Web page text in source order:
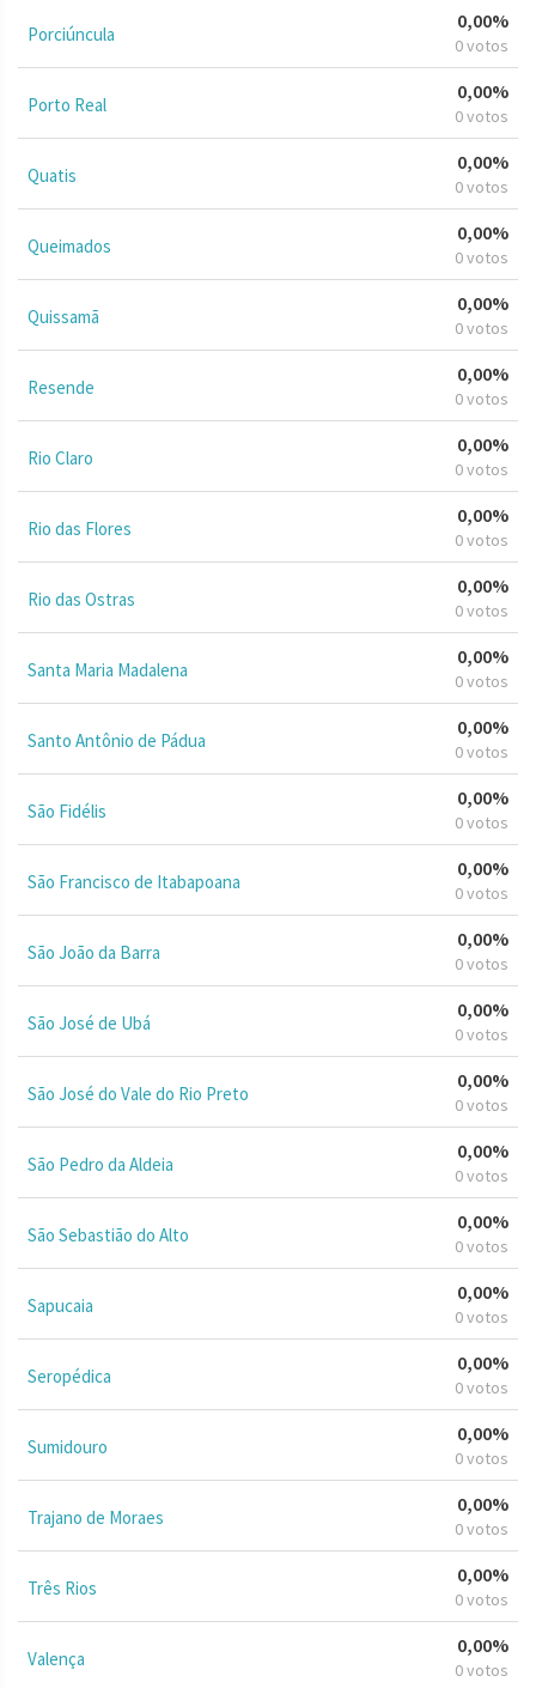
Porciúncula
0,00%
0 votos
Porto Real
0,00%
0 votos
Quatis
0,00%
0 votos
Queimados
0,00%
0 votos
Quissamã
0,00%
0 votos
Resende
0,00%
0 votos
Rio Claro
0,00%
0 votos
Rio das Flores
0,00%
0 votos
Rio das Ostras
0,00%
0 votos
Santa Maria Madalena
0,00%
0 votos
Santo Antônio de Pádua
0,00%
0 votos
São Fidélis
0,00%
0 votos
São Francisco de Itabapoana
0,00%
0 votos
São João da Barra
0,00%
0 votos
São José de Ubá
0,00%
0 votos
São José do Vale do Rio Preto
0,00%
0 votos
São Pedro da Aldeia
0,00%
0 votos
São Sebastião do Alto
0,00%
0 votos
Sapucaia
0,00%
0 votos
Seropédica
0,00%
0 votos
Sumidouro
0,00%
0 votos
Trajano de Moraes
0,00%
0 votos
Três Rios
0,00%
0 votos
Valença
0,00%
0 votos